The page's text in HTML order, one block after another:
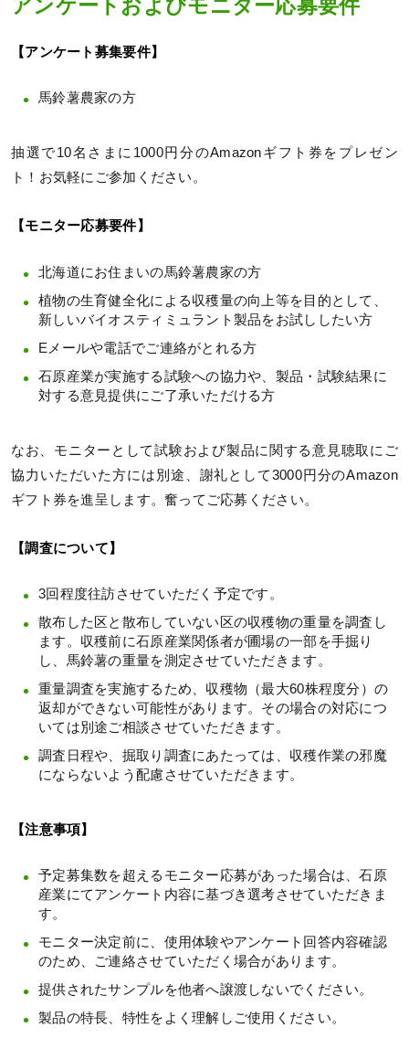
アンケートおよびモニター応募要件
【アンケート募集要件】
馬鈴薯農家の方
抽選で10名さまに1000円分のAmazonギフト券をプレゼン
ト！お気軽にご参加ください。
【モニター応募要件】
北海道にお住まいの馬鈴薯農家の方
植物の生育健全化による収穫量の向上等を目的として、
新しいバイオスティミュラント製品をお試ししたい方
Eメールや電話でご連絡がとれる方
石原産業が実施する試験への協力や、製品・試験結果に
対する意見提供にご了承いただける方
なお、モニターとして試験および製品に関する意見聴取にご
協力いただいた方には別途、謝礼として3000円分のAmazon
ギフト券を進呈します。奮ってご応募ください。
【調査について】
3回程度往訪させていただく予定です。
散布した区と散布していない区の収穫物の重量を調査し
ます。収穫前に石原産業関係者が圃場の一部を手掘り
し、馬鈴薯の重量を測定させていただきます。
重量調査を実施するため、収穫物（最大60株程度分）の
返却ができない可能性があります。その場合の対応につ
いては別途ご相談させていただきます。
調査日程や、掘取り調査にあたっては、収穫作業の邪魔
にならないよう配慮させていただきます。
【注意事項】
予定募集数を超えるモニター応募があった場合は、石原
産業にてアンケート内容に基づき選考させていただきま
す。
モニター決定前に、使用体験やアンケート回答内容確認
のため、ご連絡させていただく場合があります。
提供されたサンプルを他者へ譲渡しないでください。
製品の特長、特性をよく理解しご使用ください。